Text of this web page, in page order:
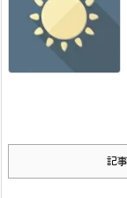
記